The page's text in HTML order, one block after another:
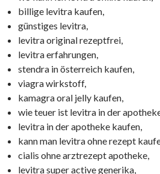
billige levitra kaufen,
günstiges levitra,
levitra original rezeptfrei,
levitra erfahrungen,
stendra in österreich kaufen,
viagra wirkstoff,
kamagra oral jelly kaufen,
wie teuer ist levitra in der
levitra in der apotheke kaufen,
kann man levitra ohne rezept
cialis ohne arztrezept apotheke,
levitra super active generika,